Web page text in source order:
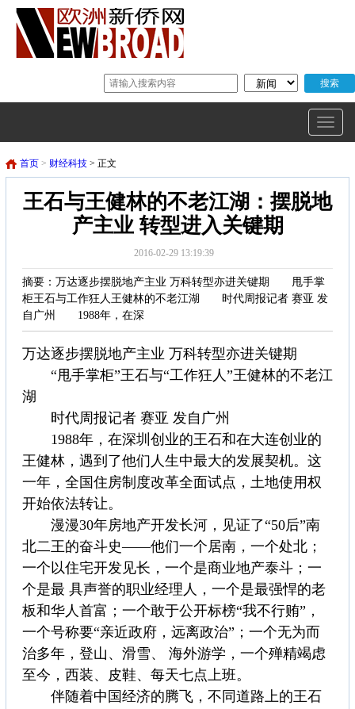
首页 > 财经科技 > 正文
王石与王健林的不老江湖：摆脱地
产主业 转型进入关键期
2016-02-29 13:19:39
摘要：万达逐步摆脱地产主业 万科转型亦进关键期 甩手掌
柜王石与工作狂人王健林的不老江湖 时代周报记者 赛亚 发
自广州 1988年，在深
万达逐步摆脱地产主业 万科转型亦进关键期
“甩手掌柜”王石与“工作狂人”王健林的不老江
湖
时代周报记者 赛亚 发自广州
1988年，在深圳创业的王石和在大连创业的
王健林，遇到了他们人生中最大的发展契机。这
一年，全国住房制度改革全面试点，土地使用权
开始依法转让。
漫漫30年房地产开发长河，见证了“50后”南
北二王的奋斗史——他们一个居南，一个处北；
一个以住宅开发见长，一个是商业地产泰斗；一
个是最 具声誉的职业经理人，一个是最强悍的老
板和华人首富；一个敢于公开标榜“我不行贿”，
一个号称要“亲近政府，远离政治”；一个无为而
治多年，登山、滑雪、 海外游学，一个殚精竭虑
至今，西装、皮鞋、每天七点上班。
伴随着中国经济的腾飞，不同道路上的王石